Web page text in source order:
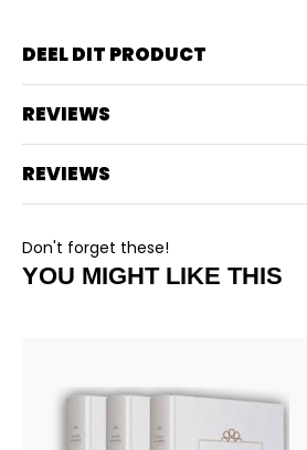
DEEL DIT PRODUCT
REVIEWS
REVIEWS
Don't forget these!
YOU MIGHT LIKE THIS